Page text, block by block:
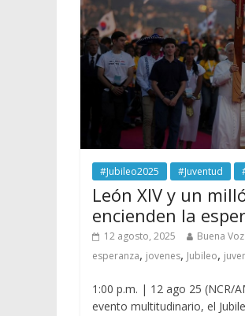
#Jubileo2025 #Juventud
León XIV y un
encienden la
12 agosto, 2025 Buena Voz
esperanza, jovenes, Jubileo,
1:00 p.m. | 12 ago 25 (NCR/
evento multitudinario, el